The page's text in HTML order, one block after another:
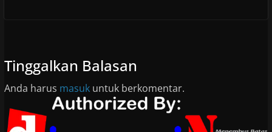
Tinggalkan Balasan
Anda harus masukuntuk berkomentar.